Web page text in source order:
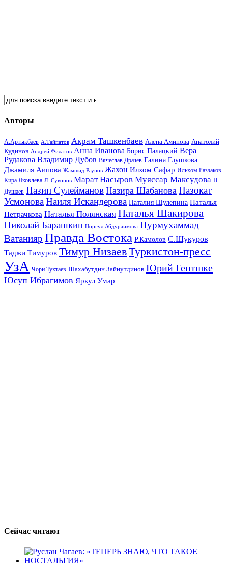
Авторы
А.Артыкбаев А.Тайпатов Акрам Ташкенбаев Алена Аминова Анатолий
Кудинов Андрей Филатов Анна Иванова Борис Палацкий Вера
Рудакова Владимир Дубов Вячеслав Драчев Галина Глушкова
Джамиля Аипова Жамшид Раупов Жахон Илхом Сафар Ильхом Раззаков
Кира Яковлева Л. Сувонов Марат Насыров Муяссар Максудова Н.
Душаев Назип Сулейманов Назира Шабанова Назокат
УсмоноваНаиля Искандерова Наталия Шулепина Наталья
Петрачкова Наталья Полянская Наталья Шакирова
Николай Барашкин Норгул Абдураимова Нурмухаммад
Ватанияр Правда Востока Р.Камолов С.Шукуров
Таджи Тимуров Тимур НизаевТуркистон-пресс
УзА Чори Тухтаев Шахабутдин Зайнутдинов Юрий Гентшке
Юсуп Ибрагимов Яркул Умар
Сейчас читают